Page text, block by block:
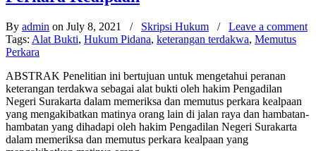
By admin on July 8, 2021 / Skripsi Hukum / Leave a comment
Tags: Alat Bukti, Hukum Pidana, keterangan terdakwa, Memutus
Perkara
ABSTRAK Penelitian ini bertujuan untuk mengetahui peranan
keterangan terdakwa sebagai alat bukti oleh hakim Pengadilan
Negeri Surakarta dalam memeriksa dan memutus perkara kealpaan
yang mengakibatkan matinya orang lain di jalan raya dan hambatan-
hambatan yang dihadapi oleh hakim Pengadilan Negeri Surakarta
dalam memeriksa dan memutus perkara kealpaan yang